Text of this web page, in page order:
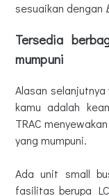
sesuaikan dengan
Tersedia
mumpuni
Alasan
kamu adalah
TRAC
yang mumpuni.
Ada unit small
fasilitas berupa